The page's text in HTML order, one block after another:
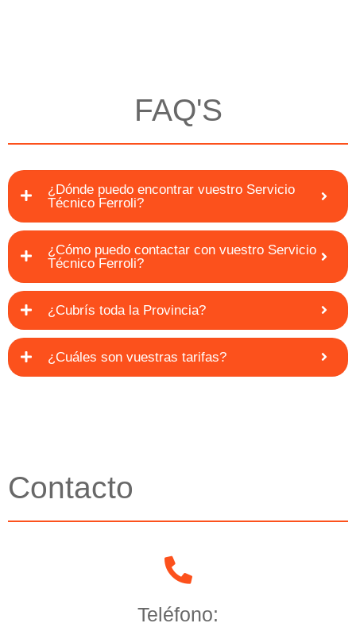
FAQ'S
¿Dónde puedo encontrar vuestro Servicio
Técnico Ferroli?
¿Cómo puedo contactar con vuestro Servicio
Técnico Ferroli?
¿Cubrís toda la Provincia?
¿Cuáles son vuestras tarifas?
Contacto
Teléfono: